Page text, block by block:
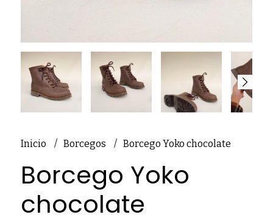
Inicio Borcegos Borcego Yoko chocolate
Borcego Yoko
chocolate